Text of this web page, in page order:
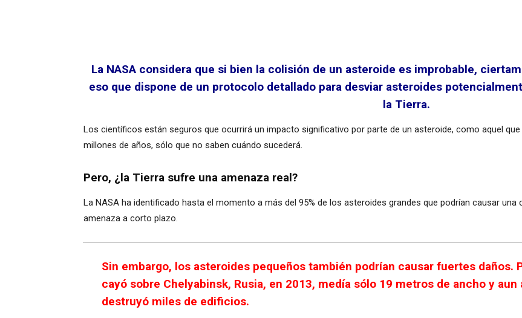
La NASA considera que si bien la colisión de un asteroide es improbable,
eso que dispone de un protocolo detallado para desviar asteroides
la Tierra.
Los científicos están seguros que ocurrirá un impacto significativo por parte de un asteroide, como aquel
millones de años, sólo que no saben cuándo sucederá.
Pero, ¿la Tierra sufre una amenaza real?
La NASA ha identificado hasta el momento a más del 95% de los asteroides grandes que podrían causar
amenaza a corto plazo.
Sin embargo, los asteroides pequeños también podrían causar fuertes daños.
cayó sobre Chelyabinsk, Rusia, en 2013, medía sólo 19 metros de ancho y
destruyó miles de edificios.